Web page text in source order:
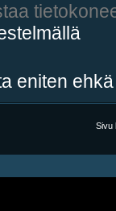
eniten
Sivu